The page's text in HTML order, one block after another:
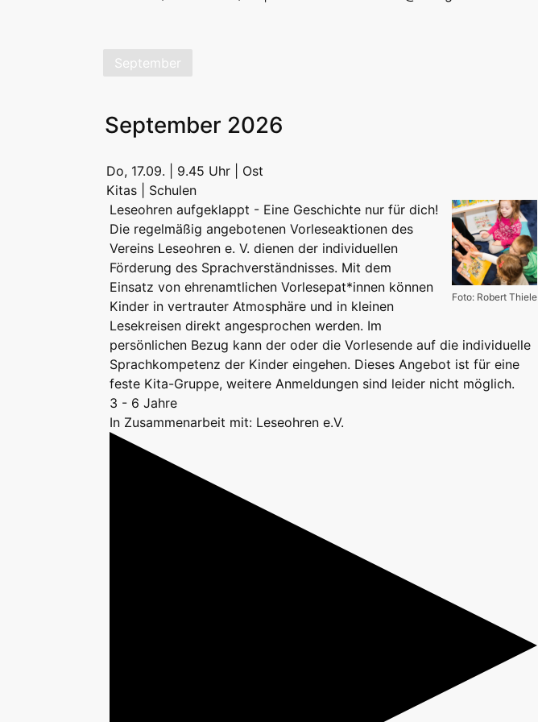
September
September 2026
Do, 17.09. | 9.45 Uhr | Ost
Kitas | Schulen
Foto: Robert Thiele
Leseohren aufgeklappt - Eine Geschichte nur für dich!
Die regelmäßig angebotenen Vorleseaktionen des
Vereins Leseohren e. V. dienen der individuellen
Förderung des Sprachverständnisses. Mit dem
Einsatz von ehrenamtlichen Vorlesepat*innen können
Kinder in vertrauter Atmosphäre und in kleinen
Lesekreisen direkt angesprochen werden. Im
persönlichen Bezug kann der oder die Vorlesende auf die individuelle
Sprachkompetenz der Kinder eingehen. Dieses Angebot ist für eine
feste Kita-Gruppe, weitere Anmeldungen sind leider nicht möglich.
3 - 6 Jahre
In Zusammenarbeit mit: Leseohren e.V.